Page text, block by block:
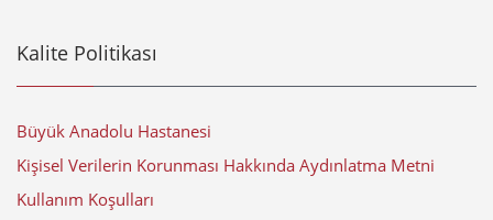
Kalite Politikası
Büyük Anadolu Hastanesi
Kişisel Verilerin Korunması Hakkında Aydınlatma Metni
Kullanım Koşulları